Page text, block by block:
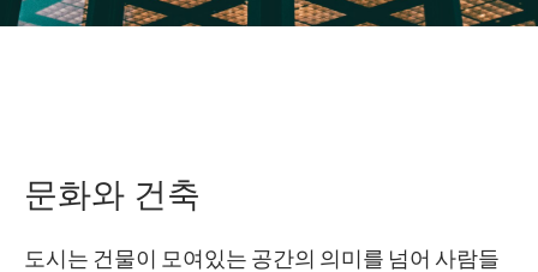
문화와 건축
도시는 건물이 모여있는 공간의 의미를 넘어 사람들